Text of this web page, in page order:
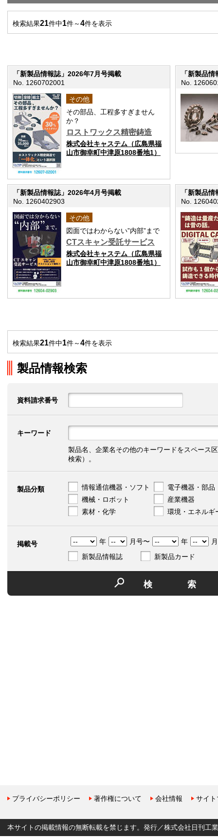
検索結果21件中1件～4件を表示
「新製品情報誌」2026年7月号掲載
No. 1260702001
その他
その部品、工程多すぎません
か？
ロストワックス精密鋳造
株式会社キャステム（広島県福
山市御幸町中津原1808番地1）
「新製品
No.
「新製品情報誌」2026年4月号掲載
No. 1260402903
その他
図面ではわからない”内部”まで
CTスキャン受託サービス
株式会社キャステム（広島県福
山市御幸町中津原1808番地1）
「新製品
No.
検索結果21件中1件～4件を表示
製品情報検索
資料請求番号
キーワード
製品名、企業名その他のキーワードをスペース
検索）。
製品分類 情報通信機器・ソフト
電子機器・部品
機械・ロボット
産業機器
素材・化学
環境・エネルギ
掲載号 年 月号〜 年
新製品情報誌
新製品カード
検
プライバシーポリシー 著作権について 会社情報 サイ
本サイトの掲載情報の無断転載を禁じます。発行／株式会社日刊